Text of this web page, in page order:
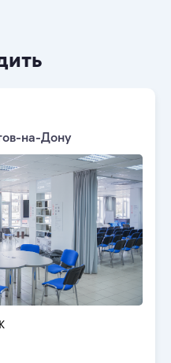
на-Дону